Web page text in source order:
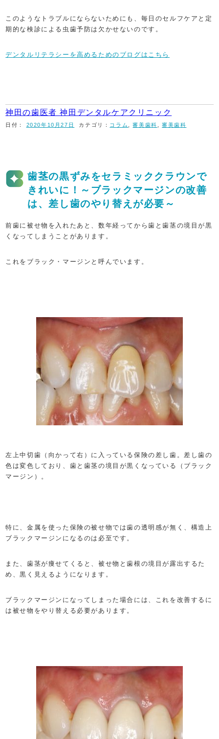
このようなトラブルにならないためにも、毎日のセルフケアと定
期的な検診による虫歯予防は欠かせないのです。
デンタルリテラシーを高めるためのブログはこちら
神田の歯医者 神田デンタルケアクリニック
日付： 2020年10月27日 カテゴリ： コラム ,審美歯科 ,審美歯科
歯茎の黒ずみをセラミッククラウンで
きれいに！～ブラックマージンの改善
は、差し歯のやり替えが必要～
前歯に被せ物を入れたあと、数年経ってから歯と歯茎の境目が黒
くなってしまうことがあります。
これをブラック・マージンと呼んでいます。
左上中切歯（向かって右）に入っている保険の差し歯。差し歯の
色は変色しており、歯と歯茎の境目が黒くなっている（ブラック
マージン）。
特に、金属を使った保険の被せ物では歯の透明感が無く、構造上
ブラックマージンになるのは必至です。
また、歯茎が痩せてくると、被せ物と歯根の境目が露出するた
め、黒く見えるようになります。
ブラックマージンになってしまった場合には、これを改善するに
は被せ物をやり替える必要があります。